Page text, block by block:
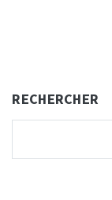
RECHERCHER